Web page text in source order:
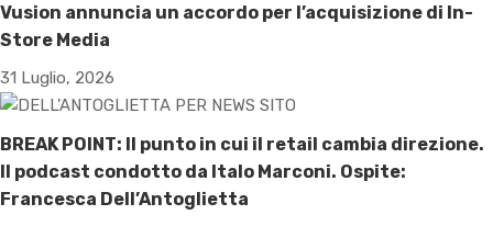
Vusion annuncia un accordo per l’acquisizione di In-
Store Media
31 Luglio, 2026
BREAK POINT: Il punto in cui il retail cambia direzione.
Il podcast condotto da Italo Marconi. Ospite:
Francesca Dell’Antoglietta